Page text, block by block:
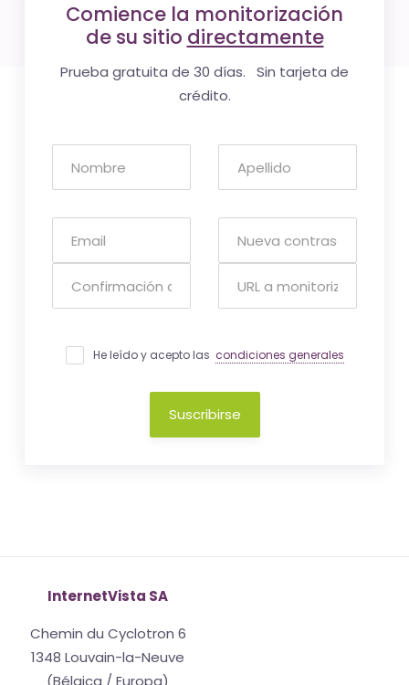
Comience la monitorización
de su sitio directamente
Prueba gratuita de 30 días. Sin tarjeta de
crédito.
He leído y acepto las condiciones generales
Suscribirse
InternetVista SA
Chemin du Cyclotron 6
1348 Louvain-la-Neuve
(Bélgica / Europa)